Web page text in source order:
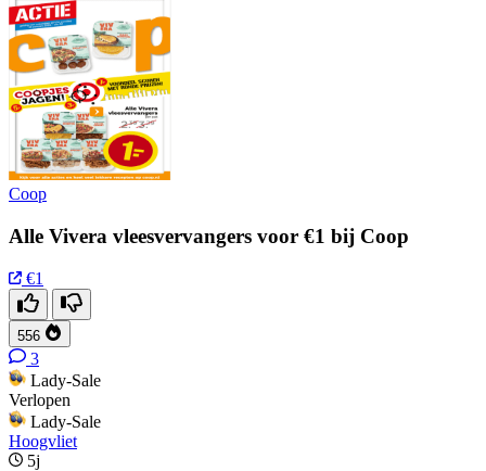
Coop
Alle Vivera vleesvervangers voor €1 bij Coop
€1
556
3
Lady-Sale
Verlopen
Lady-Sale
Hoogvliet
5j